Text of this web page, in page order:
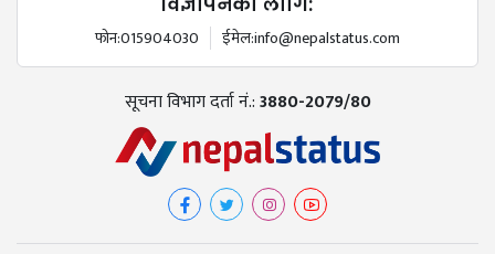
फोन:015904030 ईमेल:info@nepalstatus.com
सूचना विभाग दर्ता नं.:3880-2079/80